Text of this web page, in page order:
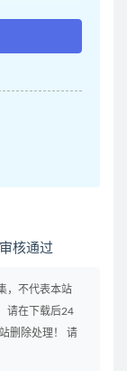
核通过
，不代表本站
请在下载后24
删除处理！ 请